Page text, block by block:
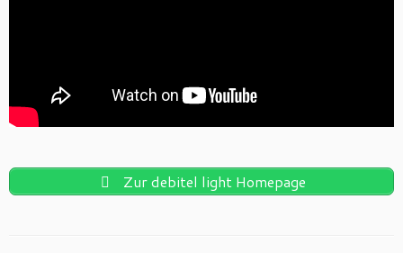
Zur debitel light Homepage